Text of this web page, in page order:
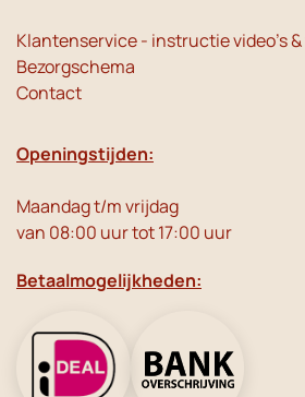
Klantenservice - instructie video's
Bezorgschema
Contact
Openingstijden:
Maandag t/m vrijdag
van 08:00 uur tot 17:00 uur
Betaalmogelijkheden: